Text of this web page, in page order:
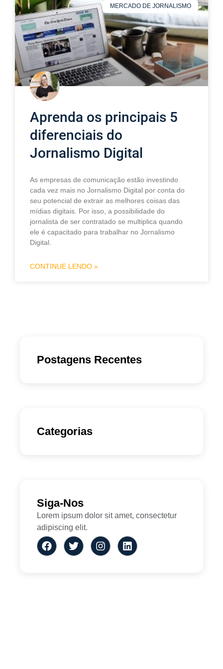
MERCADO DE JORNALISMO
Aprenda os principais 5
diferenciais do
Jornalismo Digital
As empresas de comunicação estão investindo
cada vez mais no Jornalismo Digital por conta do
seu potencial de extrair as melhores coisas das
mídias digitais. Por isso, a possibilidade do
jornalista de ser contratado se multiplica quando
ele é capacitado para trabalhar no Jornalismo
Digital.
CONTINUE LENDO »
Postagens Recentes
Categorias
Siga-Nos
Lorem ipsum dolor sit amet, consectetur
adipiscing elit.